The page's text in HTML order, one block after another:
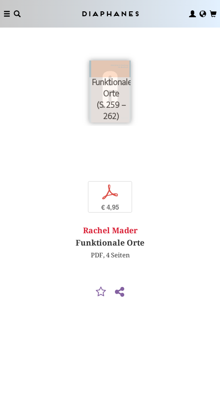
Diaphanes
Funktionale
Orte
(S. 259 –
262)
p
€ 4,95
Rachel Mader
Funktionale Orte
PDF, 4 Seiten